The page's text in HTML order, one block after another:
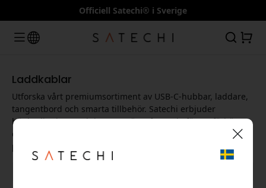
Officiell Satechi® i Sverige
Laddkablar
Utforska vårt premiumsortiment av USB-C-hubbar, laddare,
tangentbord och smarta tillbehör. Satechi erbjuder
högkvalitativa produkter som är utformade för att förbättra
din digitala upplevelse och öka produktiviteten hemma och
på jobbet.
🎉 Din rabattkod: